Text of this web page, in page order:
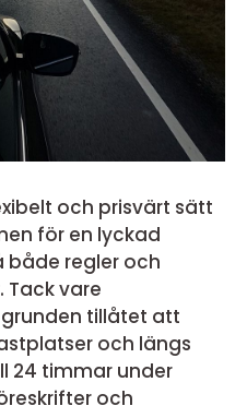
och prisvärt sätt
för en lyckad
både regler och
Tack vare
tillåtet att
och längs
24 timmar under
och